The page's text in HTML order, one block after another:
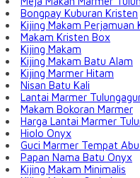
Bongpay Kuburan Kristen
Kijing Makam Perjamuan
Makam Kristen Box
Kijing Makam
Kijing Makam Batu Alam
Kijing Marmer Hitam
Nisan Batu Kali
Lantai Marmer
Makam Bokoran Marmer
Harga Lantai Marmer
Hiolo Onyx
Guci Marmer Tempat
Papan Nama Batu Onyx
Kijing Makam Minimalis